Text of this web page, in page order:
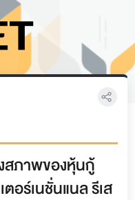
สภาพของหุ้นกู้
อร์เนชั่นแนล รีเส